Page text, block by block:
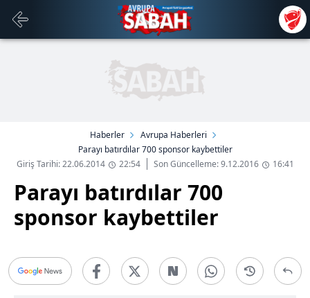
Haberler
Avrupa Haberleri
Parayı batırdılar 700 sponsor kaybettiler
Giriş Tarihi: 22.06.2014
22:54 Son Güncelleme: 9.12.2016 16:41
Parayı batırdılar 700
sponsor kaybettiler